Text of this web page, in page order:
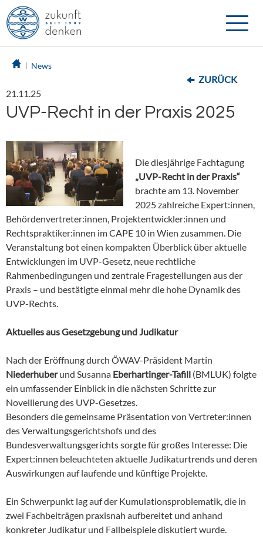
Toggle
News
ZURÜCK
21.11.25
UVP-Recht in der Praxis 2025
Die diesjährige Fachtagung
„UVP-Recht in der Praxis“
brachte am 13. November
2025 zahlreiche Expert:innen,
Behördenvertreter:innen, Projektentwickler:innen und
Rechtspraktiker:innen im CAPE 10 in Wien zusammen. Die
Veranstaltung bot einen kompakten Überblick über aktuelle
Entwicklungen im UVP-Gesetz, neue rechtliche
Rahmenbedingungen und zentrale Fragestellungen aus der
Praxis – und bestätigte einmal mehr die hohe Dynamik des
UVP-Rechts.
Aktuelles aus Gesetzgebung und Judikatur
Nach der Eröffnung durch ÖWAV-Präsident Martin
Niederhuberund Susanna Eberhartinger-Tafill (BMLUK) folgte
ein umfassender Einblick in die nächsten Schritte zur
Novellierung des UVP-Gesetzes.
Besonders die gemeinsame Präsentation von Vertreter:innen
des Verwaltungsgerichtshofs und des
Bundesverwaltungsgerichts sorgte für großes Interesse: Die
Expert:innen beleuchteten aktuelle Judikaturtrends und deren
Auswirkungen auf laufende und künftige Projekte.
Ein Schwerpunkt lag auf der Kumulationsproblematik, die in
zwei Fachbeiträgen praxisnah aufbereitet und anhand
konkreter Judikatur und Fallbeispiele diskutiert wurde.